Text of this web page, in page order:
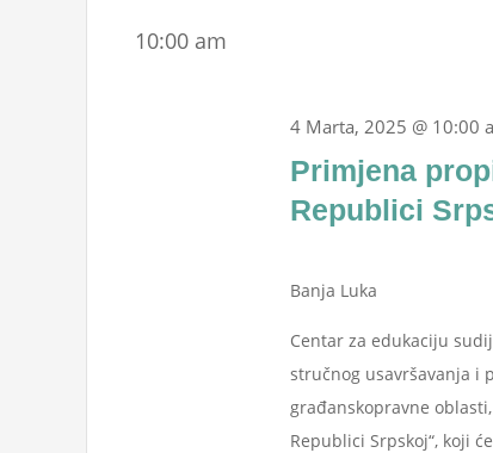
Navigation
by
10:00 am
Primjena
Republici
4 Marta, 2025 @ 10:00
Banja Luka
Centar za edukaciju
stručnog usavršavanja i
građanskopravne
Republici Srpskoj“, koji